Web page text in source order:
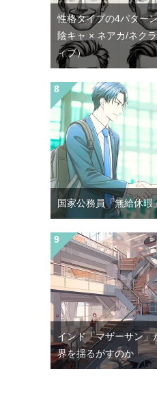
性格タイプの4パター
陰キャ × ネアカ/ネク
ィブ）
国家公務員「無給休暇
インド「マザーサン
界を揺るがすのか